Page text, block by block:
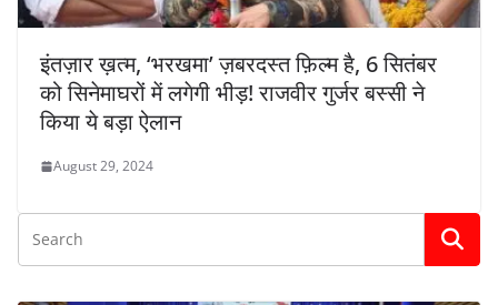
इंतज़ार ख़त्म, ‘भरखमा’ ज़बरदस्त फ़िल्म है, 6 सितंबर
को सिनेमाघरों में लगेगी भीड़! राजवीर गुर्जर बस्सी ने
किया ये बड़ा ऐलान
August 29, 2024